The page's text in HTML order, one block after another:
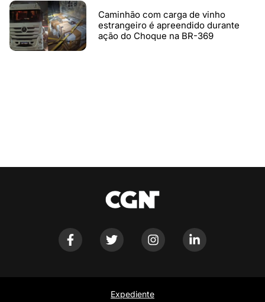
Caminhão com carga de vinho
estrangeiro é apreendido durante
ação do Choque na BR-369
Expediente